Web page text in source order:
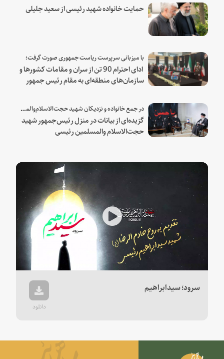
حمایت خانواده شهید رئیسی از سعید جلیلی
با میزبانی سرپرست ریاست جمهوری صورت گرفت؛
ادای احترام 90 تن از سران و مقامات کشورها و
سازمان‌های منطقه‌ای به مقام رئیس جمهور
در جمع خانواده و نزدیکان شهید حجت‌الاسلام‌والمسلمین رئیسی:
گزیده‌ای از بیانات در منزل رئیس‌جمهور شهید
حجت‌الاسلام والمسلمین رئیسی
Play
Video
سرود؛ سیدابراهیم
دانلود